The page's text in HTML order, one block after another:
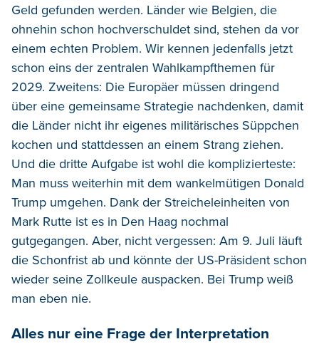
Geld gefunden werden. Länder wie Belgien, die
ohnehin schon hochverschuldet sind, stehen da vor
einem echten Problem. Wir kennen jedenfalls jetzt
schon eins der zentralen Wahlkampfthemen für
2029. Zweitens: Die Europäer müssen dringend
über eine gemeinsame Strategie nachdenken, damit
die Länder nicht ihr eigenes militärisches Süppchen
kochen und stattdessen an einem Strang ziehen.
Und die dritte Aufgabe ist wohl die komplizierteste:
Man muss weiterhin mit dem wankelmütigen Donald
Trump umgehen. Dank der Streicheleinheiten von
Mark Rutte ist es in Den Haag nochmal
gutgegangen. Aber, nicht vergessen: Am 9. Juli läuft
die Schonfrist ab und könnte der US-Präsident schon
wieder seine Zollkeule auspacken. Bei Trump weiß
man eben nie.
Alles nur eine Frage der Interpretation